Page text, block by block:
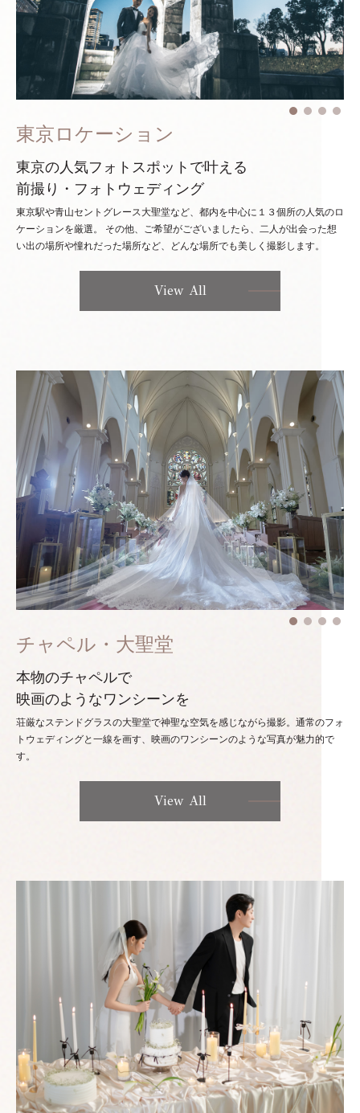
東京ロケーション
東京の人気フォトスポットで叶える
前撮り・フォトウェディング
東京駅や青山セントグレース大聖堂など、都内を中心に１３個所の人気のロ
ケーションを厳選。 その他、ご希望がございましたら、二人が出会った想
い出の場所や憧れだった場所など、どんな場所でも美しく撮影します。
View All
チャペル・大聖堂
本物のチャペルで
映画のようなワンシーンを
荘厳なステンドグラスの大聖堂で神聖な空気を感じながら撮影。通常のフォ
トウェディングと一線を画す、映画のワンシーンのような写真が魅力的で
す。
View All